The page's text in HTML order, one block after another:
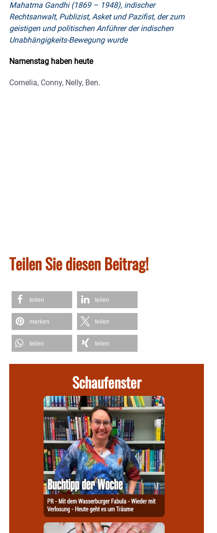
Mahatma Gandhi (1869 – 1948), indischer
Rechtsanwalt, Publizist, Asket und Pazifist, der zum
geistigen und politischen Anführer der indischen
Unabhängigkeits-Bewegung wurde
Namenstag haben heute
Cornelia, Conny, Nelly, Ben.
Teilen Sie diesen Beitrag!
teilen teilen
merken teilen
teilen teilen
Schaufenster